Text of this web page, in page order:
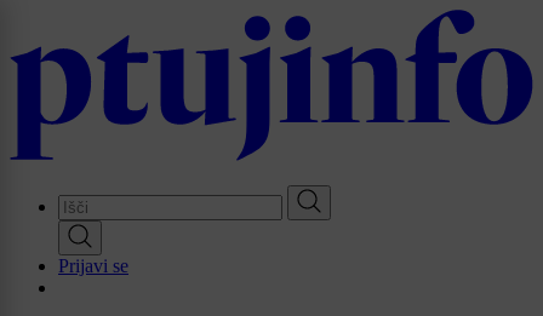
main
Prijavi se